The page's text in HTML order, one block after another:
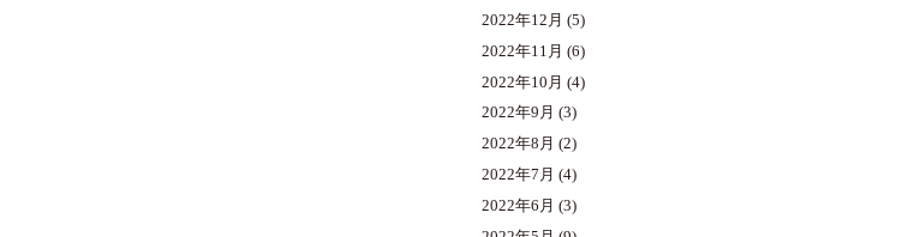
2022年12月 (5)
2022年11月 (6)
2022年10月 (4)
2022年9月 (3)
2022年8月 (2)
2022年7月 (4)
2022年6月 (3)